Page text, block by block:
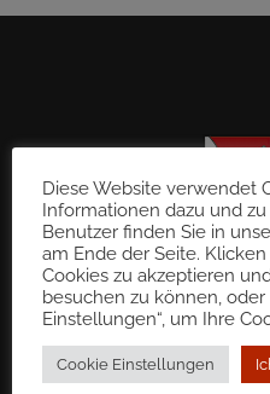
Gemeinde St.
8543
Diese Website verwendet
Informationen dazu und
Benutzer finden Sie in
am Ende der Seite. Klicken
Cookies zu akzeptieren
besuchen zu können,
Einstellungen“, um Ihre
Cookie Einstellungen